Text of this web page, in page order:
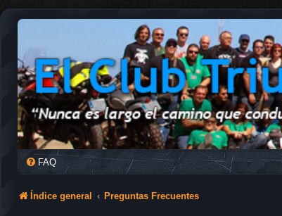
FAQ
Índice general Preguntas Frecuentes